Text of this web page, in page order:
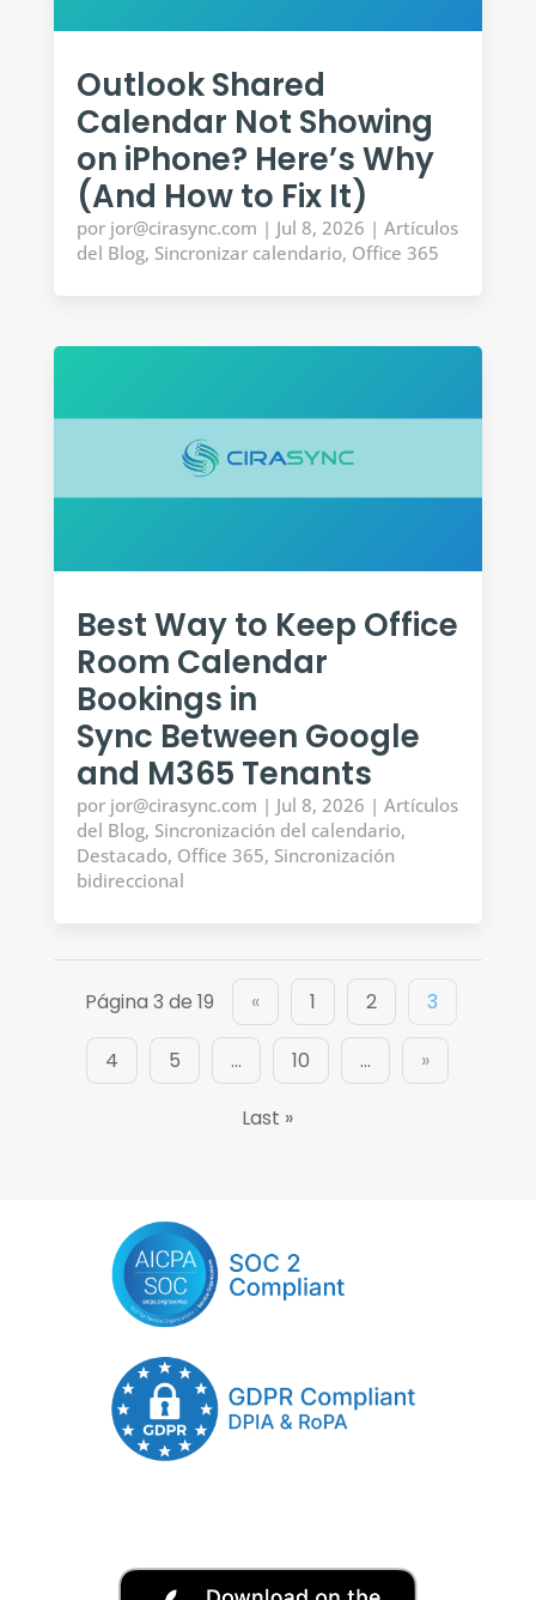
Outlook Shared
Calendar Not Showing
on iPhone? Here’s Why
(And How to Fix It)
por jor@cirasync.com | Jul 8, 2026 | Artículos
del Blog, Sincronizar calendario, Office 365
Best Way to Keep Office
Room Calendar
Bookings in
Sync Between Google
and M365 Tenants
por jor@cirasync.com | Jul 8, 2026 | Artículos
del Blog, Sincronización del calendario,
Destacado, Office 365, Sincronización
bidireccional
Página 3 de 19 « 1 2 3
4 5 ... 10 ... »
Last »